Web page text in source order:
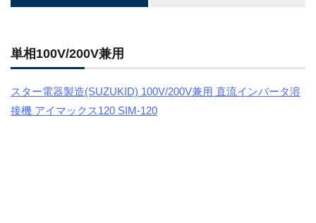
単相100V/200V兼用
スター電器製造(SUZUKID) 100V/200V兼用 直流インバータ溶
接機 アイマックス120 SIM-120